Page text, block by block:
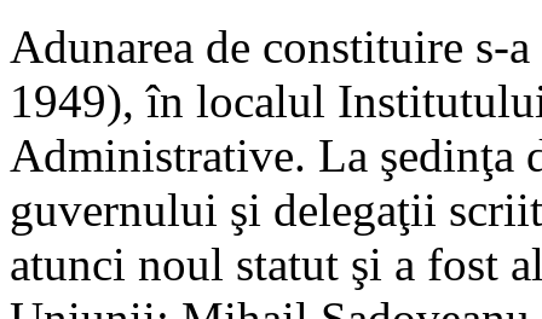
Adunarea de constituire s-
1949), în localul
Administrative. La şedinţa
guvernului şi delegaţii
atunci noul statut şi a fost